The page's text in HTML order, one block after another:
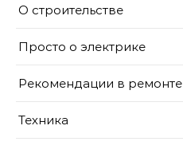
О строительстве
Просто о электрике
Рекомендации в ремонте
Техника